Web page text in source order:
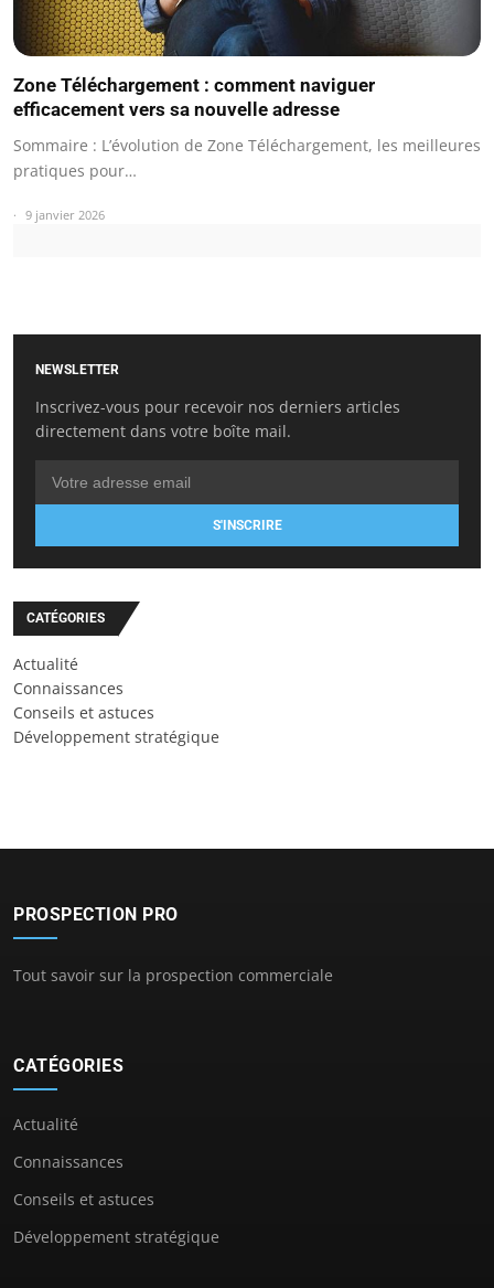
Zone Téléchargement : comment naviguer
efficacement vers sa nouvelle adresse
Sommaire : L’évolution de Zone Téléchargement, les meilleures
pratiques pour…
9 janvier 2026
NEWSLETTER
Inscrivez-vous pour recevoir nos derniers articles
directement dans votre boîte mail.
S'INSCRIRE
CATÉGORIES
Actualité
Connaissances
Conseils et astuces
Développement stratégique
PROSPECTION PRO
Tout savoir sur la prospection commerciale
CATÉGORIES
Actualité
Connaissances
Conseils et astuces
Développement stratégique